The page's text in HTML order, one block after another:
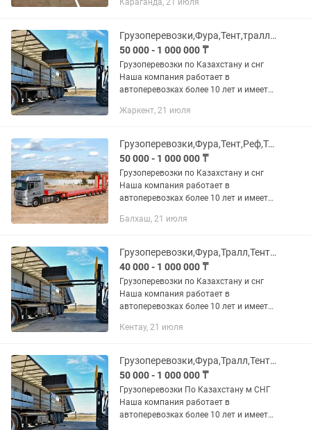
Предоставляем все виды документов.
Караганда, 21 июля
Грузоперевозки,Фура,Тент,тралл,площадка,Длинномер,самосвал,камаз,газель
50 000 - 1 000 000 ₸
Грузоперевозки по Казахстану и снг
Наша компания работает в
автоперевозках более 10 лет и имеет
Предоставляем все виды документов В
Жаркент, 21 июля
Грузоперевозки,Фура,Тент,Реф,Тралл,площадка,длинномер,камаз,газель,бортовой
50 000 - 1 000 000 ₸
Грузоперевозки по Казахстану и снг
Наша компания работает в
автоперевозках более 10 лет и имеет
Предоставляем все виды документов В
Балхаш, 21 июля
Грузоперевозки,Фура,Тралл,Тент,Реф,Длинномер,Площадка,Самосвал,Камаз,Газель
40 000 - 1 000 000 ₸
Грузоперевозки по Казахстану и снг
Наша компания работает в
автоперевозках более 10 лет и имеет
Предоставляем все виды документов В
Кентау, 21 июля
Грузоперевозки,Фура,Тралл,Тент,РефПлощадка,длинномер,камаз,газель
50 000 - 1 000 000 ₸
Грузоперевозки По Казахстану м СНГ
Наша компания работает в
автоперевозках более 10 лет и имеет